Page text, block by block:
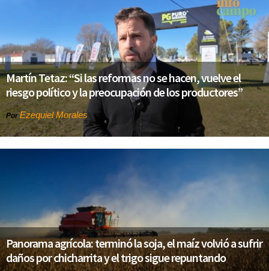
Martín Tetaz: “Si las reformas no se hacen, vuelve el
riesgo político y la preocupación de los productores”
PorEzequiel Morales
Panorama agrícola: terminó la soja, el maíz volvió a sufrir
daños por chicharrita y el trigo sigue repuntando